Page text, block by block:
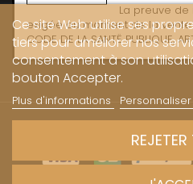
La preuve
exigée au moment de la
CODE DE LA SANTË PUBLIQUE,
Ce site Web utilise ses
tiers pour améliorer nos
consentement à son
bouton Accepter.
Plus d'informations